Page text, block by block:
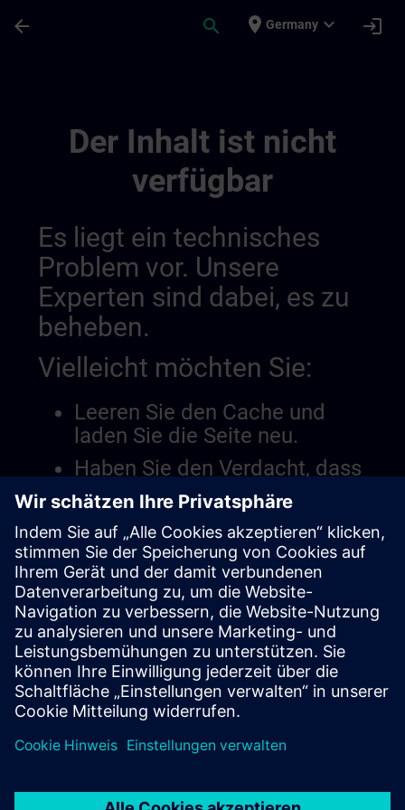
arrow_back search place Germany expand_more login
Der Inhalt ist nicht
verfügbar
Es liegt ein technisches
Problem vor. Unsere
Experten sind dabei, es zu
beheben.
Vielleicht möchten Sie:
Leeren Sie den Cache und
laden Sie die Seite neu.
Haben Sie den Verdacht, dass
es ein Problem mit der
Website gibt?
Das Problem berichten